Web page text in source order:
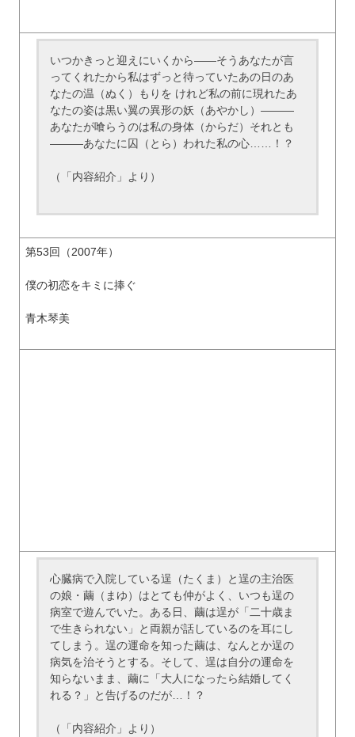
いつかきっと迎えにいくから――そうあなたが言
ってくれたから私はずっと待っていたあの日のあ
なたの温（ぬく）もりを けれど私の前に現れたあ
なたの姿は黒い翼の異形の妖（あやかし）―――
あなたが喰らうのは私の身体（からだ）それとも
―――あなたに囚（とら）われた私の心……！？
（「内容紹介」より）
第53回（2007年）
僕の初恋をキミに捧ぐ
青木琴美
心臓病で入院している逞（たくま）と逞の主治医
の娘・繭（まゆ）はとても仲がよく、いつも逞の
病室で遊んでいた。ある日、繭は逞が「二十歳ま
で生きられない」と両親が話しているのを耳にし
てしまう。逞の運命を知った繭は、なんとか逞の
病気を治そうとする。そして、逞は自分の運命を
知らないまま、繭に「大人になったら結婚してく
れる？」と告げるのだが…！？
（「内容紹介」より）